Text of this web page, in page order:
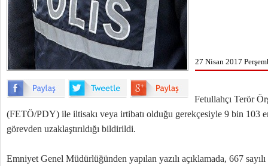
27 Nisan 2017
Fetullahçı Terör
(FETÖ/PDY) ile iltisakı veya irtibatı olduğu gerekçesiyle 9 bin 103
görevden uzaklaştırıldığı bildirildi.
Emniyet Genel Müdürlüğünden yapılan yazılı açıklamada, 667